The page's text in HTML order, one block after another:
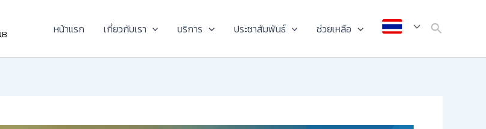
หน้าแรก เกี่ยวกับเรา บริการ ประชาสัมพันธ์ ช่วยเหลือ